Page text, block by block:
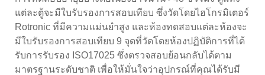
แต่ละตู้จะมีใบรับรองการสอบเทียบ ซึ่งวัดโดยไฮโกรมิเตอร์
Rotronic ที่มีความแม่นยำสูง และห้องทดสอบแต่ละห้องจะ
มีใบรับรองการสอบเทียบ 9 จุดที่วัดโดยห้องปฏิบัติการที่ได้
รับการรับรอง ISO17025 ซึ่งตรวจสอบย้อนกลับได้ตาม
มาตรฐานระดับชาติ เพื่อให้มั่นใจว่าอุปกรณ์ที่คุณได้รับมี